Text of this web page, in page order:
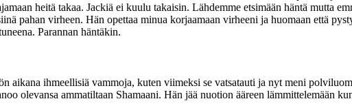
heitä takaa. Jackiä ei kuulu takaisin. Lähdemme etsimään häntä mutta
pahan virheen. Hän opettaa minua korjaamaan virheeni ja huomaan että
Parannan häntäkin.
aikana ihmeellisiä vammoja, kuten viimeksi se vatsatauti ja nyt meni
olevansa ammatiltaan Shamaani. Hän jää nuotion ääreen lämmittelemään